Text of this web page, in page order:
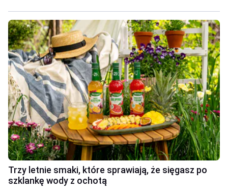
Trzy letnie smaki, które sprawiają, że sięgasz po
szklankę wody z ochotą